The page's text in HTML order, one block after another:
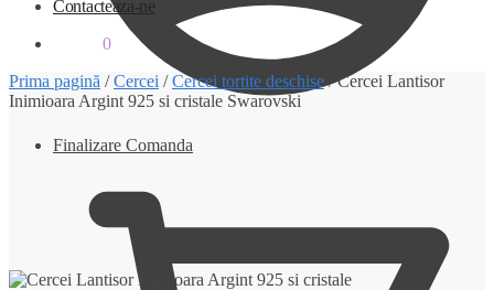
Finalizare Comanda
Contacteaza-ne
0
Prima pagină /Cercei /Cercei tortite deschise/Cercei Lantisor
Inimioara Argint 925 si cristale Swarovski